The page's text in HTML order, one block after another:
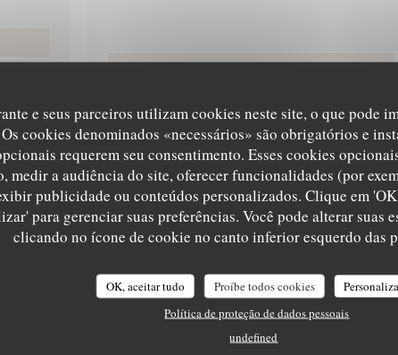
e seus parceiros utilizam cookies neste site, o que pode
cookies denominados «necessários» são obrigatórios e
requerem seu consentimento. Esses cookies
medir a audiência do site, oferecer funcionalidades (por
publicidade ou conteúdos personalizados. Clique em
para gerenciar suas preferências. Você pode alterar suas
clicando no ícone de cookie no canto inferior esquerdo das
OK, aceitar tudo Proíbe todos cookies
Política de proteção de dados pessoais
undefined
LER O ARTIGO((ABRE NUMA